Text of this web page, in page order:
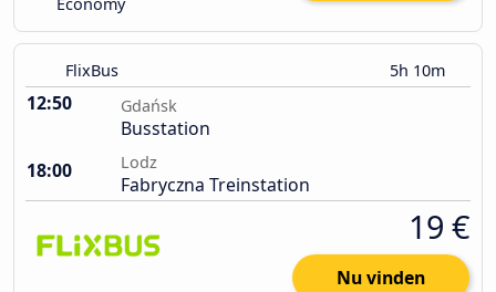
FlixBus 5h 10m
12:50 Gdańsk
Busstation
18:00
Lodz
Fabryczna Treinstation
19 €
Nu vinden